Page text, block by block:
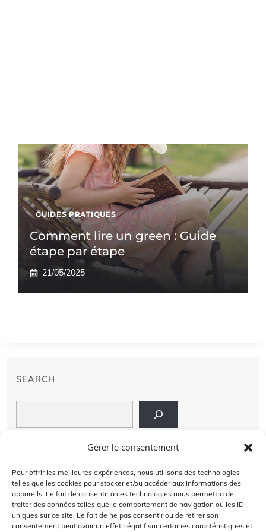
Gérer le consentement
Pour offrir les meilleures expériences, nous utilisons des technologies
telles que les cookies pour stocker et/ou accéder aux informations des
appareils. Le fait de consentir à ces technologies nous permettra de
traiter des données telles que le comportement de navigation ou les ID
uniques sur ce site. Le fait de ne pas consentir ou de retirer son
consentement peut avoir un effet négatif sur certaines caractéristiques et
GUIDES PRATIQUES
Comment lire un green : Guide
étape par étape
21/05/2025
SEARCH
À PROPOS DE NOUS
AVIS DE NON-RESPONSABILITÉ